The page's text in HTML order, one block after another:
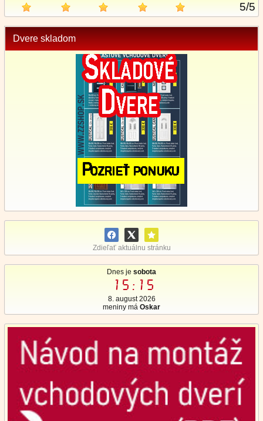
5/5
Dvere skladom
Zdieľať aktuálnu stránku
Dnes je sobota
15:15
8. august 2026
meniny má Oskar